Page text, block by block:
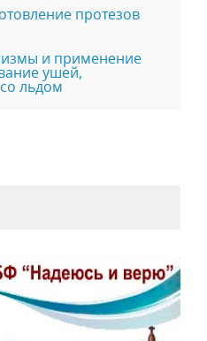
протезов
и применение
ушей,
льдом